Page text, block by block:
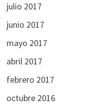
julio 2017
junio 2017
mayo 2017
abril 2017
febrero 2017
octubre 2016